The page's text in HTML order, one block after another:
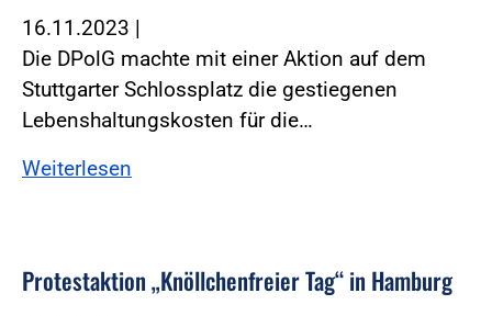
16.11.2023 |
Die DPolG machte mit einer Aktion auf dem
Stuttgarter Schlossplatz die gestiegenen
Lebenshaltungskosten für die…
Weiterlesen
Protestaktion „Knöllchenfreier Tag“ in Hamburg